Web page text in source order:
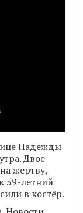
Надежды
Двое
жертву,
59-летний
в костёр.